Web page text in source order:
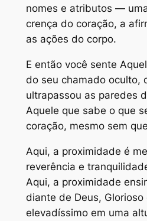
nomes e atributos —
crença do coração, a
as ações do corpo.
E então você sente
do seu chamado oculto,
ultrapassou as paredes
Aquele que sabe o que
coração, mesmo sem
Aqui, a proximidade é
reverência e
Aqui, a proximidade
diante de Deus, Glorioso
elevadíssimo em uma